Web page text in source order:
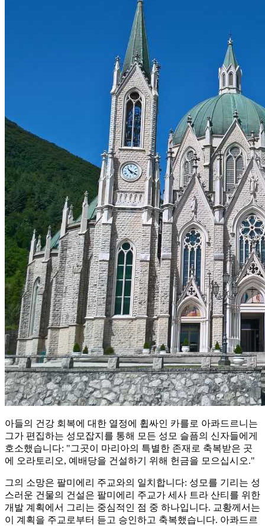
아들의 건강 회복에 대한 열정에 휩싸인 카를로 아콰드르니는
그가 편집하는 성모잡지를 통해 모든 성모 슬픔의 신자들에게
호소했습니다: "그곳이 마리아의 특별한 존재로 축복받은 곳
에 오라토리오, 예배당을 건설하기 위해 헌금을 모으십시오."
그의 소망은 팔미에리 주교와의 일치합니다: 성모를 기리는 성
스러운 건물의 건설은 팔미에리 주교가 세사 트라 산티를 위한
개발 계획에서 그리는 중심적인 점 중 하나입니다. 교황께서는
이 계획을 주교로부터 듣고 승인하고 축복했습니다. 아콰드르